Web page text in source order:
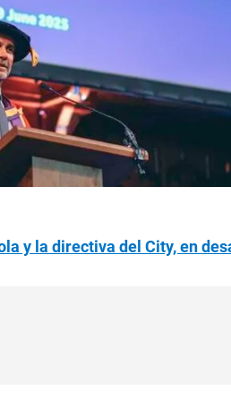
y la directiva del City, en